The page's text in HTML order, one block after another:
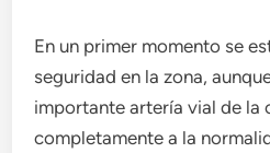
En un primer momento se
seguridad en la zona,
importante artería vial de la
completamente a la